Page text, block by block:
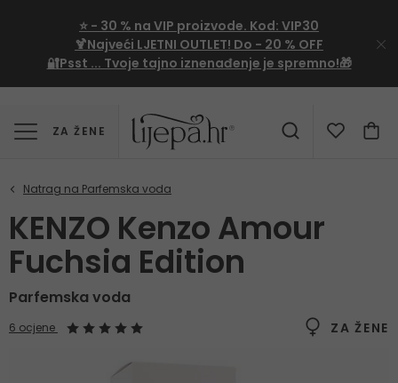
⭐ - 30 % na VIP proizvode. Kod: VIP30
🍹Najveći LJETNI OUTLET! Do - 20 % OFF
🔐Psst ... Tvoje tajno iznenađenje je spremno!🎁
ZA ŽENE
KENZO Kenzo Amour
Fuchsia Edition
Parfemska voda
ZA ŽENE
6 ocjene